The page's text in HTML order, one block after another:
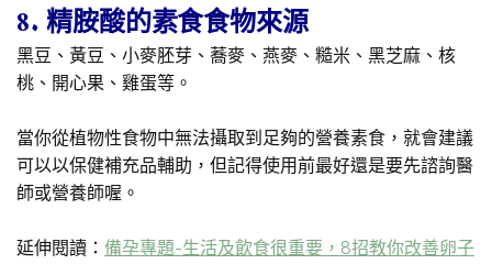
8. 精胺酸的素食食物來源
黑豆、黃豆、小麥胚芽、蕎麥、燕麥、糙米、黑芝麻、核
桃、開心果、雞蛋等。
當你從植物性食物中無法攝取到足夠的營養素食，就會建議
可以以保健補充品輔助，但記得使用前最好還是要先諮詢醫
師或營養師喔。
延伸閱讀： 備孕專題-生活及飲食很重要，8招教你改善卵子